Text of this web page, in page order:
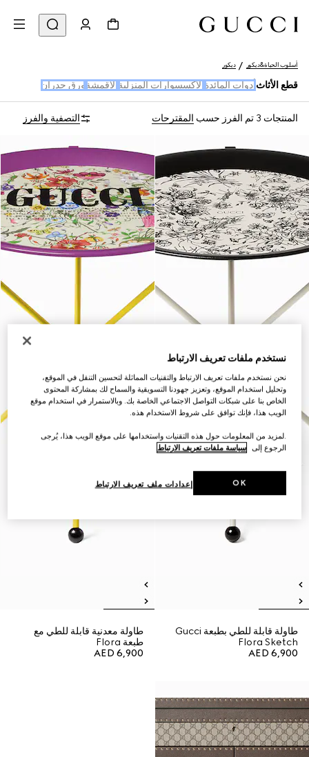
أسلوب الحياة&ديكور ديكور
قطع الأثاث أدوات المائدة الإكسسوارات المنزلية الأقمشة ورق جدران
المنتجات 3 تم الفرز حسب المقترحات التصفية والفرز
طاولة قابلة للطي بطبعة Gucci
Flora Sketch
AED 6,900
طاولة معدنية قابلة للطي مع
طبعة Flora
AED 6,900
نستخدم ملفات تعريف الارتباط
نحن نستخدم ملفات تعريف الارتباط والتقنيات المماثلة لتحسين التنقل في الموقع،
وتحليل استخدام الموقع، وتعزيز جهودنا التسويقية والسماح لك بمشاركة المحتوى
الخاص بنا على شبكات التواصل الاجتماعي الخاصة بك. وبالاستمرار في استخدام موقع
الويب هذا، فإنك توافق على شروط الاستخدام هذه.
.لمزيد من المعلومات حول هذه التقنيات واستخدامها على موقع الويب هذا، يُرجى
الرجوع إلى سياسة ملفات تعريف الارتباط
إعدادات ملف تعريف الارتباط OK